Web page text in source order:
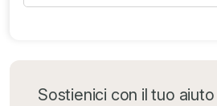
Sostienici con il tuo aiuto